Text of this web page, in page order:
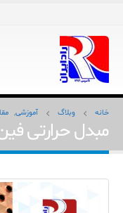
خانه وبلاگ آموزشی,
مبدل حرارتی